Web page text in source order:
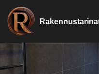
Siirry
suoraan
sisältöön